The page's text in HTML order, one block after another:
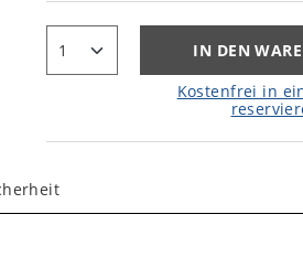
IN DEN
Kostenfrei in